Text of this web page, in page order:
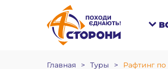
Главная > Туры > Рафтинг по